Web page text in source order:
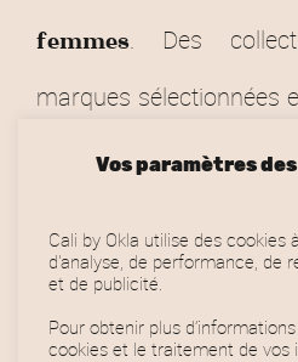
femmes. Des
marques sélectionnées
notre store Toulousain.
dans toute
90€).Retours &
conditions.
Vos paramètres
Cali by Okla utilise des cookies
d'analyse, de performance, de
et de publicité.
Pour obtenir plus
cookies et le traitement de vos